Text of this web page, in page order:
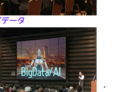
ータ
･